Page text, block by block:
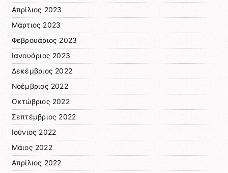
Απρίλιος 2023
Μάρτιος 2023
Φεβρουάριος 2023
Ιανουάριος 2023
Δεκέμβριος 2022
Νοέμβριος 2022
Οκτώβριος 2022
Σεπτέμβριος 2022
Ιούνιος 2022
Μάιος 2022
Απρίλιος 2022